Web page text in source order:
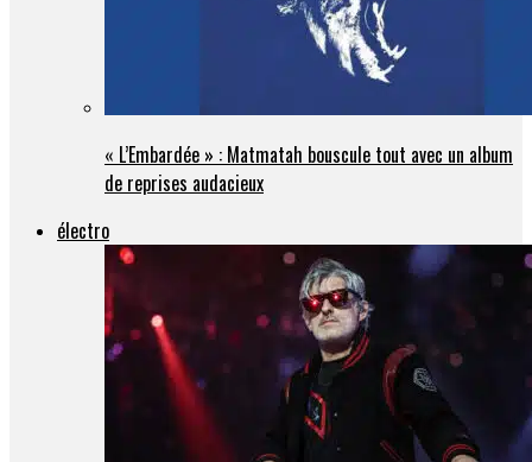
« L’Embardée » : Matmatah bouscule tout avec un album
de reprises audacieux
électro